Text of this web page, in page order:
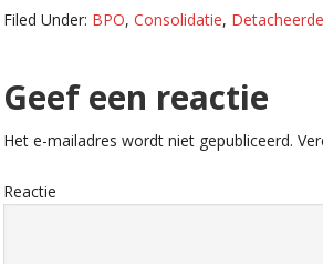
Filed Under: BPO, Consolidatie,
Reader
Interactions
Geef een reactie
Het e-mailadres wordt niet gepubliceerd.
Reactie